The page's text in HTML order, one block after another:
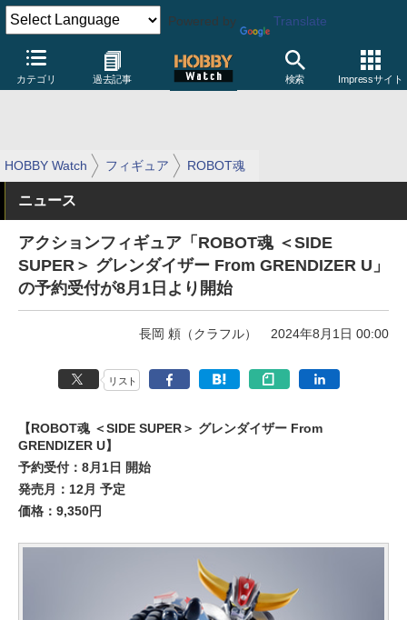
Powered by Translate
カテゴリ 過去記事 検索 Impressサイト
HOBBY Watch フィギュア ROBOT魂
ニュース
アクションフィギュア「ROBOT魂 ＜SIDE
SUPER＞ グレンダイザー From GRENDIZER U」
の予約受付が8月1日より開始
長岡 頼（クラフル） 2024年8月1日 00:00
リスト
【ROBOT魂 ＜SIDE SUPER＞ グレンダイザー From
GRENDIZER U】
予約受付：8月1日 開始
発売月：12月 予定
価格：9,350円